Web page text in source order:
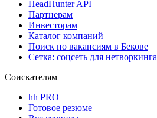
HeadHunter API
Партнерам
Инвесторам
Каталог компаний
Поиск по вакансиям в Бекове
Сетка: соцсеть для нетворкинга
Соискателям
hh PRO
Готовое резюме